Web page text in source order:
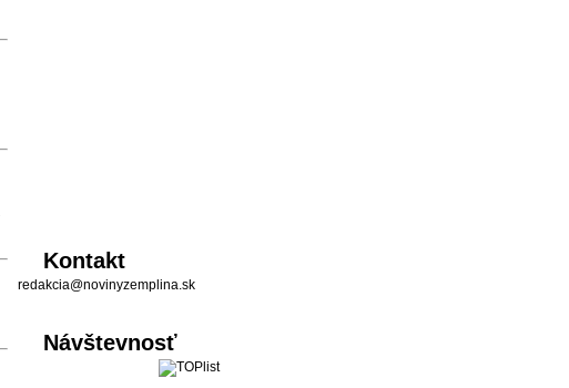
Kontakt
redakcia@novinyzemplina.sk
Návštevnosť